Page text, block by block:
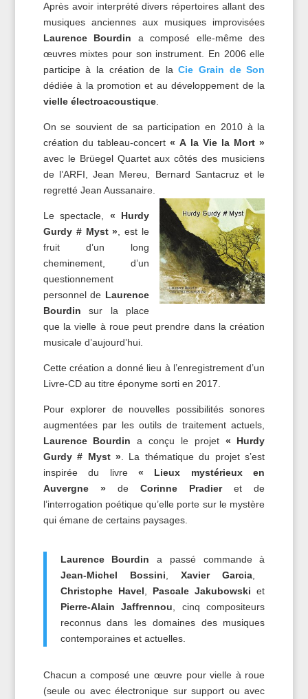
Après avoir interprété divers répertoires allant des
musiques anciennes aux musiques improvisées
Laurence Bourdin a composé elle-même des
œuvres mixtes pour son instrument. En 2006 elle
participe à la création de laCie Grain de Son
dédiée à la promotion et au développement de la
vielle électroacoustique.
On se souvient de sa participation en 2010 à la
création du tableau‐concert« A la Vie la Mort »
avec le Brüegel Quartet aux côtés des musiciens
de l’ARFI, Jean Mereu, Bernard Santacruz et le
regretté Jean Aussanaire.
Le spectacle, « Hurdy
Gurdy # Myst » , est le
fruit d’un long
cheminement, d’un
questionnement
personnel de Laurence
Bourdin sur la place
que la vielle à roue peut prendre dans la création
musicale d’aujourd’hui.
Cette création a donné lieu à l’enregistrement d’un
Livre-CD au titre éponyme sorti en 2017.
Pour explorer de nouvelles possibilités sonores
augmentées par les outils de traitement actuels,
Laurence Bourdin a conçu le projet « Hurdy
Gurdy # Myst » . La thématique du projet s’est
inspirée du livre « Lieux mystérieux en
Auvergne »deCorinne Pradieret de
l’interrogation poétique qu’elle porte sur le mystère
qui émane de certains paysages.
Laurence Bourdin a passé commande à
Jean-Michel Bossini
Xavier Garcia
Christophe Havel
Pascale Jakubowski et
Pierre-Alain Jaffrennou , cinq compositeurs
reconnus dans les domaines des musiques
contemporaines et actuelles.
Chacun a composé une œuvre pour vielle à roue
(seule ou avec électronique sur support ou avec